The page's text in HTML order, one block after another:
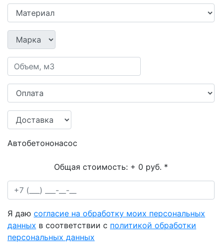
Автобетононасос
Общая стоимость: + 0 руб. *
Я даю согласие на обработку моих персональных
данных в соответствии с политикой обработки
персональных данных